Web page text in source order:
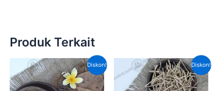
Produk Terkait
Diskon!
Harga
aslinya
adalah:
Rp100,000.00.
Harga
saat
ini
adalah:
Diskon!
Harga
aslinya
adalah:
Rp70,000.00.
Harga
saat
ini